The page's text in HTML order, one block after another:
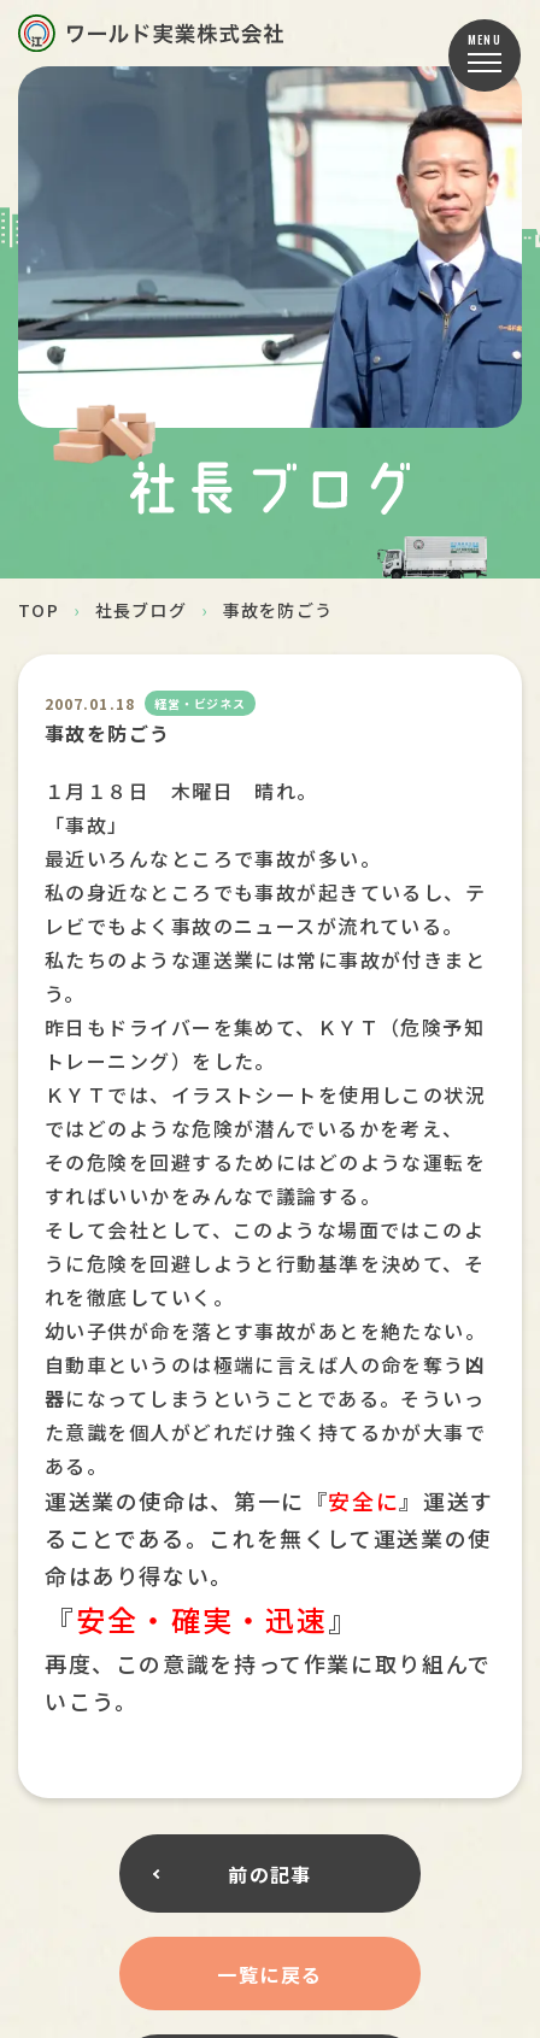
事業内容
スタッフ紹介
会社案内
採用情報
お問い合わせ
TOP › 社長ブログ › 事故を防ごう
2007.01.18 経営・ビジネス
事故を防ごう
１月１８日 木曜日 晴れ。
「事故」
最近いろんなところで事故が多い。
私の身近なところでも事故が起きているし、テ
レビでもよく事故のニュースが流れている。
私たちのような運送業には常に事故が付きまと
う。
昨日もドライバーを集めて、ＫＹＴ（危険予知
トレーニング）をした。
ＫＹＴでは、イラストシートを使用しこの状況
ではどのような危険が潜んでいるかを考え、
その危険を回避するためにはどのような運転を
すればいいかをみんなで議論する。
そして会社として、このような場面ではこのよ
うに危険を回避しようと行動基準を決めて、そ
れを徹底していく。
幼い子供が命を落とす事故があとを絶たない。
自動車というのは極端に言えば人の命を奪う 凶
器になってしまうということである。そういっ
た意識を個人がどれだけ強く持てるかが大事で
ある。
運送業の使命は、第一に『安全に』運送す
ることである。これを無くして運送業の使
命はあり得ない。
『安全・確実・迅速』
再度、この意識を持って作業に取り組んで
いこう。
前の記事
一覧に戻る